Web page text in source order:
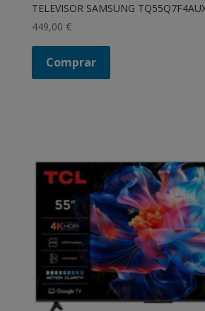
TELEVISOR SAMSUNG
449,00 €
Comprar